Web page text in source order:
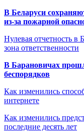
В Беларуси
из-за пожарной
Нулевая отчетность в
зона ответственности
В Барановичах
беспорядков
Как изменились
интернете
Как изменились
последние десять лет